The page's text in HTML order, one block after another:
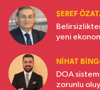
ŞEREF
yeni
NIHAT
DOA
zorunlu